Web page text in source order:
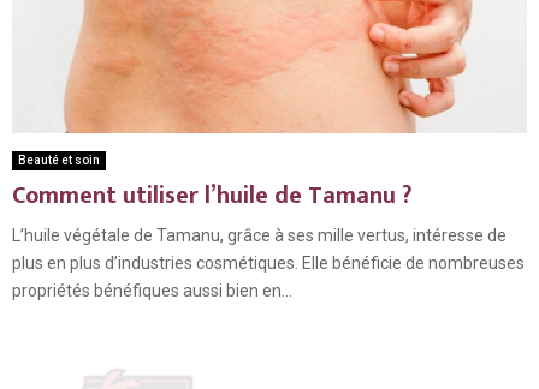
Beauté et soin
Comment utiliser l’huile de Tamanu ?
L’huile végétale de Tamanu, grâce à ses mille vertus, intéresse de
plus en plus d’industries cosmétiques. Elle bénéficie de nombreuses
propriétés bénéfiques aussi bien en...